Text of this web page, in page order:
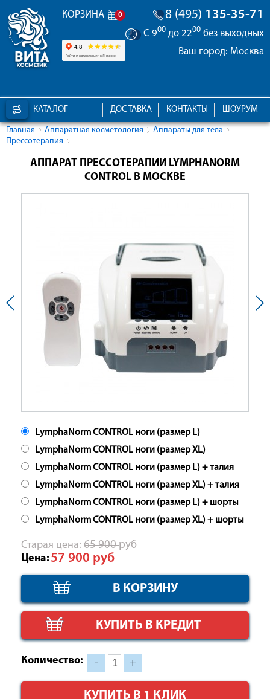
КОРЗИНА 0 8 (495) 135-35-71
С 900 до 2200 без выходных
Ваш город: Москва
КАТАЛОГ ШОУРУМ
КОНТАКТЫ
ДОСТАВКА
Главная Аппаратная косметология
Аппараты для тела
Прессотерапия
АППАРАТ ПРЕССОТЕРАПИИ LYMPHANORM
CONTROL В МОСКВЕ
LymphaNorm CONTROL ноги (размер L)
LymphaNorm CONTROL ноги (размер XL)
LymphaNorm CONTROL ноги (размер L) + талия
LymphaNorm CONTROL ноги (размер XL) + талия
LymphaNorm CONTROL ноги (размер L) + шорты
LymphaNorm CONTROL ноги (размер XL) + шорты
Cтарая цена: 65 900руб
Цена: 57 900 руб
КУПИТЬ В КРЕДИТ
Количество: - +
КУПИТЬ В 1 КЛИК